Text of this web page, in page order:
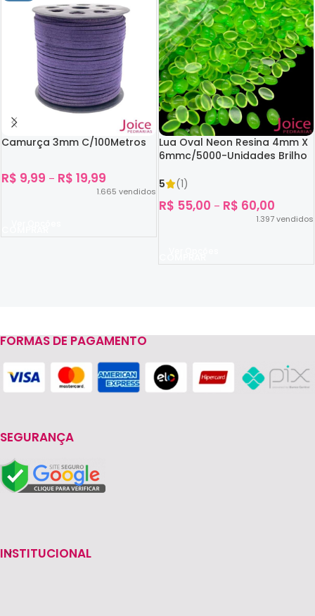
Camurça 3mm C/100Metros
R$ 9,99 – R$ 19,99
1.665 vendidos
Lua Oval Neon Resina 4mm X
6mmc/5000-Unidades Brilho
5
(1)
R$ 55,00 – R$ 60,00
1.397vendidos
Read more
FORMAS DE PAGAMENTO
SEGURANÇA
INSTITUCIONAL